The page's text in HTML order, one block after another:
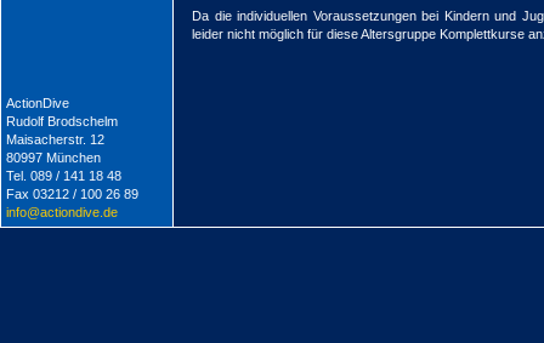
ActionDive
Rudolf Brodschelm
Maisacherstr. 12
80997 München
Tel. 089 / 141 18 48
Fax 03212 / 100 26 89
info@actiondive.de
Da die individuellen Voraussetzungen bei Kindern und
leider nicht möglich für diese Altersgruppe Komplettkurse